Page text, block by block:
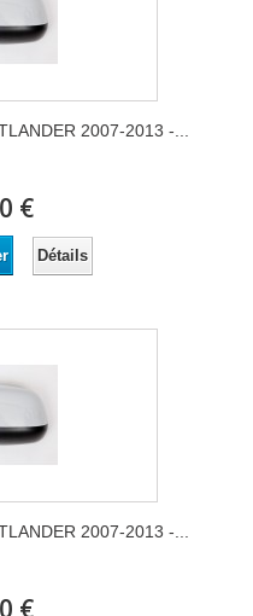
2007-2013 -...
€
Détails
2007-2013 -...
€